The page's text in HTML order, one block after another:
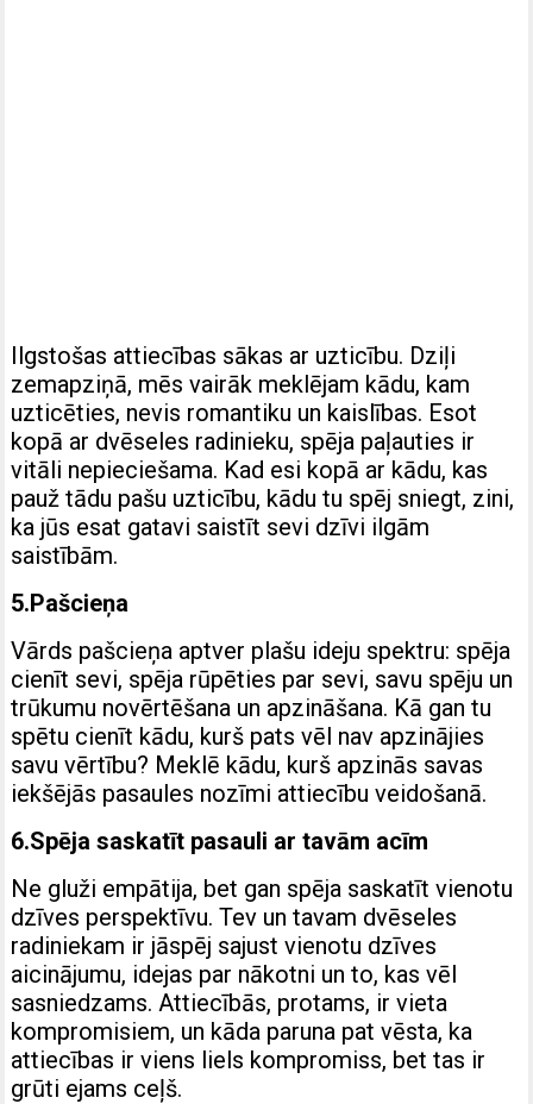
Ilgstošas attiecības sākas ar uzticību. Dziļi
zemapziņā, mēs vairāk meklējam kādu, kam
uzticēties, nevis romantiku un kaislības. Esot
kopā ar dvēseles radinieku, spēja paļauties ir
vitāli nepieciešama. Kad esi kopā ar kādu, kas
pauž tādu pašu uzticību, kādu tu spēj sniegt, zini,
ka jūs esat gatavi saistīt sevi dzīvi ilgām
saistībām.
5.Pašcieņa
Vārds pašcieņa aptver plašu ideju spektru: spēja
cienīt sevi, spēja rūpēties par sevi, savu spēju un
trūkumu novērtēšana un apzināšana. Kā gan tu
spētu cienīt kādu, kurš pats vēl nav apzinājies
savu vērtību? Meklē kādu, kurš apzinās savas
iekšējās pasaules nozīmi attiecību veidošanā.
6.Spēja saskatīt pasauli ar tavām acīm
Ne gluži empātija, bet gan spēja saskatīt vienotu
dzīves perspektīvu. Tev un tavam dvēseles
radiniekam ir jāspēj sajust vienotu dzīves
aicinājumu, idejas par nākotni un to, kas vēl
sasniedzams. Attiecībās, protams, ir vieta
kompromisiem, un kāda paruna pat vēsta, ka
attiecības ir viens liels kompromiss, bet tas ir
grūti ejams ceļš.